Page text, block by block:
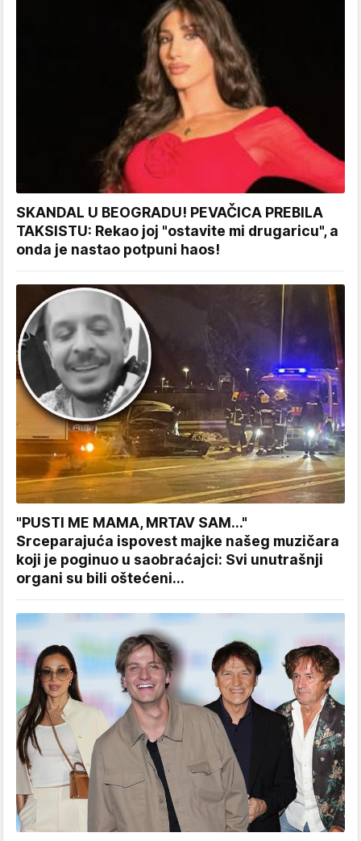
SKANDAL U BEOGRADU! PEVAČICA PREBILA
TAKSISTU: Rekao joj "ostavite mi drugaricu", a
onda je nastao potpuni haos!
"PUSTI ME MAMA, MRTAV SAM..."
Srceparajuća ispovest majke našeg muzičara
koji je poginuo u saobraćajci: Svi unutrašnji
organi su bili oštećeni...